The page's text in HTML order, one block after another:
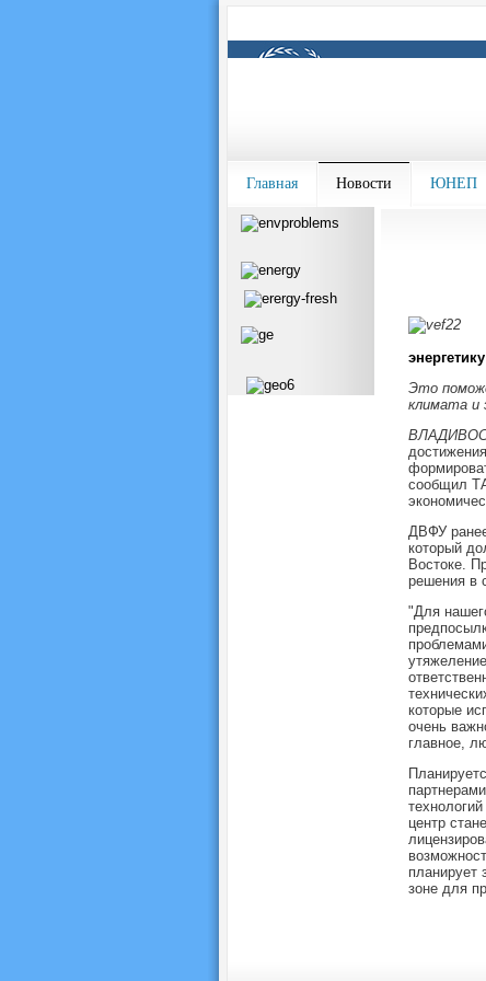
Главная Новости ЮНЕП
энергетику
Это
климата и
сообщил
ДВФУ
который
Востоке.
решения в
"Для
которые
очень
главное,
центр
планирует
зоне для